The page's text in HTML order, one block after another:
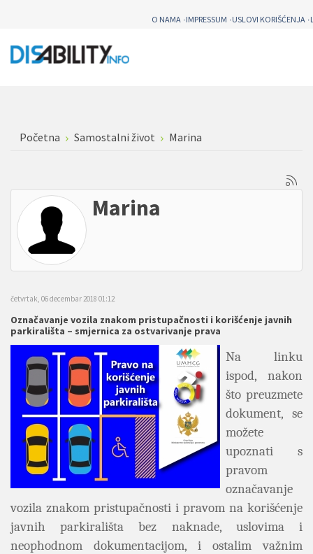
O NAMA IMPRESSUM USLOVI KORIŠĆENJA
Početna Samostalni život Marina
Marina
četvrtak, 06 decembar 2018 01:12
Označavanje vozila znakom pristupačnosti i korišćenje javnih
parkirališta – smjernica za ostvarivanje prava
Na linku
ispod, nakon
što preuzmete
dokument, se
možete
upoznati s
pravom
označavanje
vozila znakom pristupačnosti i pravom na korišćenje
javnih parkirališta bez naknade, uslovima i
neophodnom dokumentacijom, i ostalim važnim